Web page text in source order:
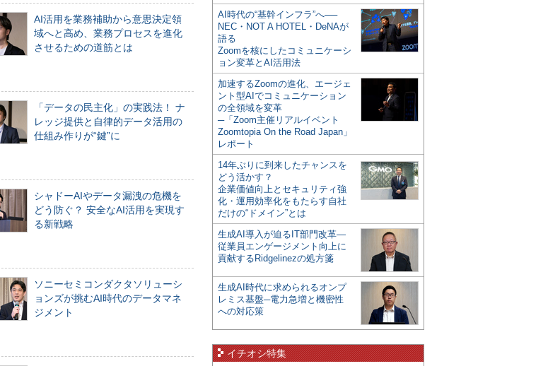
AI活用を業務補助から意思決定領
域へと高め、業務プロセスを進化
させるための道筋とは
「データの民主化」の実践法！ ナ
レッジ提供と自律的データ活用の
仕組み作りが“鍵”に
シャドーAIやデータ漏洩の危機を
どう防ぐ？ 安全なAI活用を実現す
る新戦略
ソニーセミコンダクタソリューシ
ョンズが挑むAI時代のデータマネ
ジメント
AI時代の“基幹インフラ”へ──
NEC・NOT A HOTEL・DeNAが
語る
Zoomを核にしたコミュニケーシ
ョン変革とAI活用法
加速するZoomの進化、エージェ
ント型AIでコミュニケーション
の全領域を変革
─「Zoom主催リアルイベント
Zoomtopia On the Road Japan」
レポート
14年ぶりに到来したチャンスを
どう活かす？
企業価値向上とセキュリティ強
化・運用効率化をもたらす自社
だけの“ドメイン”とは
生成AI導入が迫るIT部門改革―
従業員エンゲージメント向上に
貢献するRidgelinezの処方箋
生成AI時代に求められるオンプ
レミス基盤─電力急増と機密性
への対応策
イチオシ特集